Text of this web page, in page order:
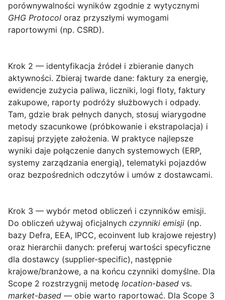
porównywalności wyników zgodnie z wytycznymi
GHG Protocol oraz przyszłymi wymogami
raportowymi (np. CSRD).
Krok 2 — identyfikacja źródeł i zbieranie danych
aktywności. Zbieraj twarde dane: faktury za energię,
ewidencje zużycia paliwa, liczniki, logi floty, faktury
zakupowe, raporty podróży służbowych i odpady.
Tam, gdzie brak pełnych danych, stosuj wiarygodne
metody szacunkowe (próbkowanie i ekstrapolacja) i
zapisuj przyjęte założenia. W praktyce najlepsze
wyniki daje połączenie danych systemowych (ERP,
systemy zarządzania energią), telematyki pojazdów
oraz bezpośrednich odczytów i umów z dostawcami.
Krok 3 — wybór metod obliczeń i czynników emisji.
Do obliczeń używaj oficjalnych czynniki emisji (np.
bazy Defra, EEA, IPCC, ecoinvent lub krajowe rejestry)
oraz hierarchii danych: preferuj wartości specyficzne
dla dostawcy (supplier-specific), następnie
krajowe/branżowe, a na końcu czynniki domyślne. Dla
Scope 2 rozstrzygnij metodę location-based vs.
market-based — obie warto raportować. Dla Scope 3